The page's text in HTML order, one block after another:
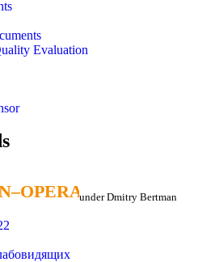
Evaluation
under Dmitry Bertman